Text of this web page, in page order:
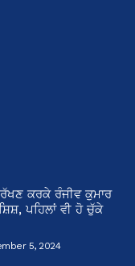
ਕਰਕੇ ਰੰਜੀਵ ਕੁਮਾਰ
ਪਹਿਲਾਂ ਵੀ ਹੋ ਚੁੱਕੇ
5, 2024